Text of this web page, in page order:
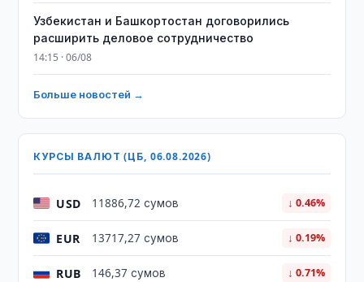
Узбекистан и Башкортостан договорились
расширить деловое сотрудничество
14:15 · 06/08
Больше новостей →
КУРСЫ ВАЛЮТ (ЦБ, 06.08.2026)
USD 11886,72 сумов ↓ 0.46%
EUR 13717,27 сумов ↓ 0.19%
RUB 146,37 сумов ↓ 0.71%